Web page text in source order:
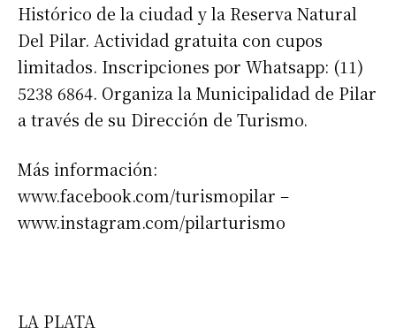
Histórico de la ciudad y la Reserva Natural
Del Pilar. Actividad gratuita con cupos
limitados. Inscripciones por Whatsapp: (11)
5238 6864. Organiza la Municipalidad de Pilar
a través de su Dirección de Turismo.
Más información:
www.facebook.com/turismopilar –
www.instagram.com/pilarturismo
LA PLATA